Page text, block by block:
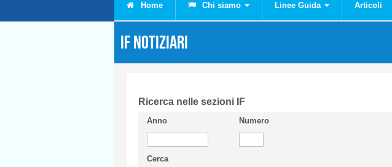
Home Chi siamo Linee Guida Articoli
IF Notiziari
Ricerca nelle sezioni IF
Anno Numero
Cerca